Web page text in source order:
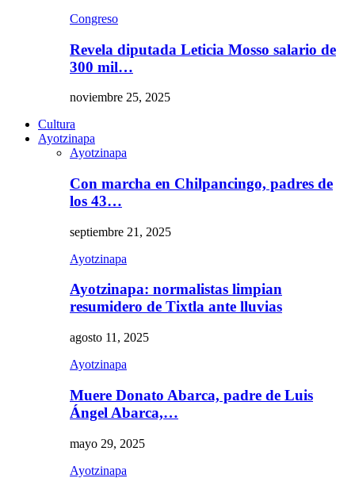
Congreso
Revela diputada Leticia Mosso salario de
300 mil…
noviembre 25, 2025
Cultura
Ayotzinapa
Ayotzinapa
Con marcha en Chilpancingo, padres de
los 43…
septiembre 21, 2025
Ayotzinapa
Ayotzinapa: normalistas limpian
resumidero de Tixtla ante lluvias
agosto 11, 2025
Ayotzinapa
Muere Donato Abarca, padre de Luis
Ángel Abarca,…
mayo 29, 2025
Ayotzinapa